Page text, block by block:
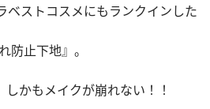
ベストコスメにもランクインした
防止下地』。
かもメイクが崩れない！！